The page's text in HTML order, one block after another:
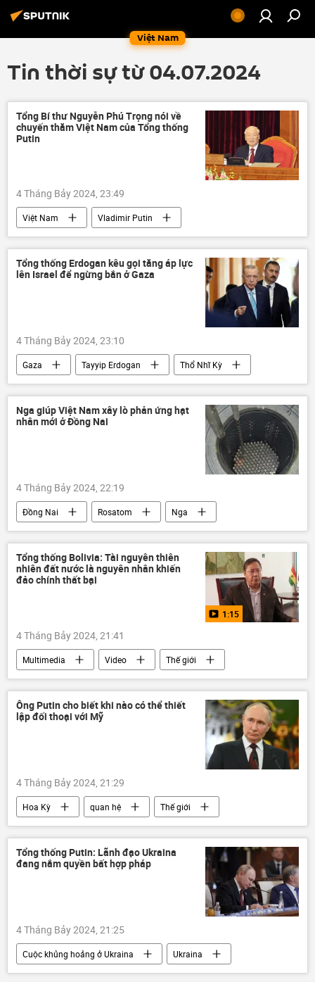
Việt Nam
Tin thời sự từ 04.07.2024
Tổng Bí thư Nguyễn Phú Trọng nói về
chuyến thăm Việt Nam của Tổng thống
Putin
4 Tháng Bảy 2024, 23:49
Việt Nam
Vladimir Putin
Nguyễn Phú Trọng
Nga
Hợp tác Nga-Việt
Chính trị
công an
Tổng thống Erdogan kêu gọi tăng áp lực
lên Israel để ngừng bắn ở Gaza
4 Tháng Bảy 2024, 23:10
Gaza Tayyip Erdogan
Thổ Nhĩ Kỳ
Israel
xung đột quân sự
Thế giới
đe dọa
Palestine Trung Đông
Nga giúp Việt Nam xây lò phản ứng hạt
nhân mới ở Đồng Nai
4 Tháng Bảy 2024, 22:19
Đồng Nai Rosatom
Nga
lò phản ứng
năng lượng
năng lượng hạt nhân
Hợp tác Nga-Việt
Việt Nam
Kinh tế
Tổng thống Bolivia: Tài nguyên thiên
nhiên đất nước là nguyên nhân khiến
đảo chính thất bại
1:15
4 Tháng Bảy 2024, 21:41
Multimedia Video
Thế giới
Bolivia
đảo chính
Chính trị
âm mưu đảo chính
Ông Putin cho biết khi nào có thể thiết
lập đối thoại với Mỹ
4 Tháng Bảy 2024, 21:29
Hoa Kỳ quan hệ
Thế giới
bầu cử
bầu cử Tổng thống Hoa Kỳ
Vladimir Putin
Nga Chính trị
Tổng thống Putin: Lãnh đạo Ukraina
đang nắm quyền bất hợp pháp
4 Tháng Bảy 2024, 21:25
Cuộc khủng hoảng ở Ukraina
Ukraina
chính quyền
Thế giới
Chính trị